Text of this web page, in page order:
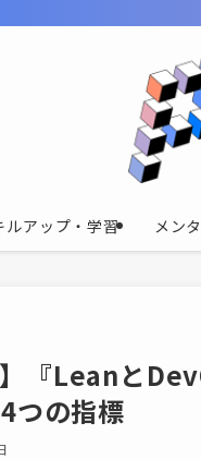
ルアップ・学習 メン
『Leanと
つの指標